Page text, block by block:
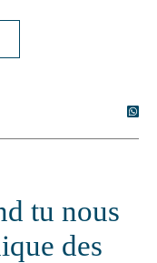
tu nous
des